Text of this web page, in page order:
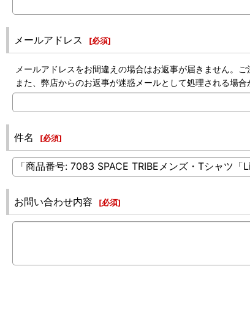
メールアドレス [必須]
メールアドレスをお間違えの場合はお返事が届きません。ご
また、弊店からのお返事が迷惑メールとして処理される場
件名 [必須]
お問い合わせ内容 [必須]